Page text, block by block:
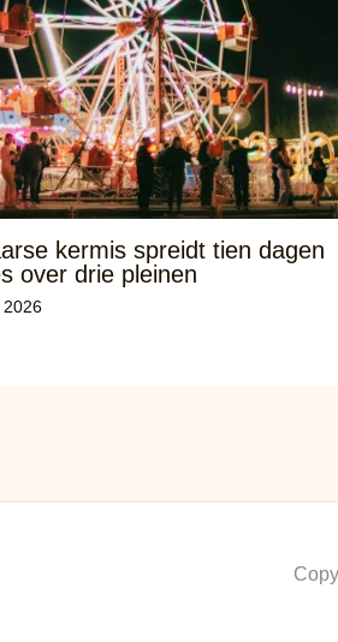
kermis spreidt tien dagen
over drie pleinen
2026